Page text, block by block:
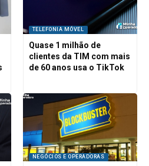
TELEFONIA MÓVEL
Quase 1 milhão de
clientes da TIM com mais
de 60 anos usa o TikTok
NEGÓCIOS E OPERADORAS